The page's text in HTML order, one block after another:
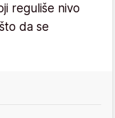
reguliše nivo
da se